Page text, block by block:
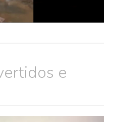
e